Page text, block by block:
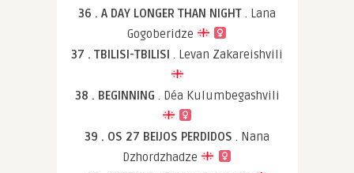
36 . A DAY LONGER THAN NIGHT . Lana
Gogoberidze
37 . TBILISI-TBILISI . Levan Zakareishvili
38 . BEGINNING . Déa Kulumbegashvili
39 . OS 27 BEIJOS PERDIDOS . Nana
Dzhordzhadze